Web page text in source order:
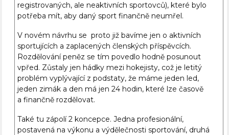
registrovaných, ale neaktivních sportovců), které bylo
potřeba mít, aby daný sport finančně neumřel.
V novém návrhu se proto již bavíme jen o aktivních
sportujících a zaplacených členských příspěvcích.
Rozdělování peněz se tím povedlo hodně posunout
vpřed. Zůstaly jen hádky mezi hokejisty, což je letitý
problém vyplývající z podstaty, že máme jeden led,
jeden zimák a den má jen 24 hodin, které lze časově
a finančně rozdělovat.
Také tu zápolí 2 koncepce. Jedna profesionální,
postavená na výkonu a výdělečnosti sportování, druhá